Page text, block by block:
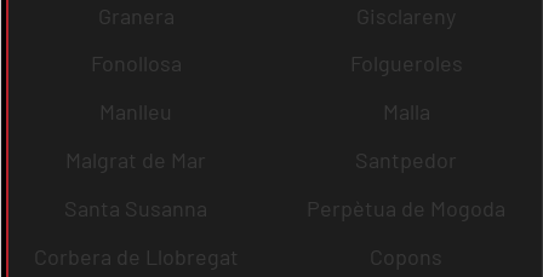
Granera
Gisclareny
Fonollosa
Folgueroles
Manlleu
Malla
Malgrat de Mar
Santpedor
Santa Susanna
Perpètua de Mogoda
Corbera de Llobregat
Copons